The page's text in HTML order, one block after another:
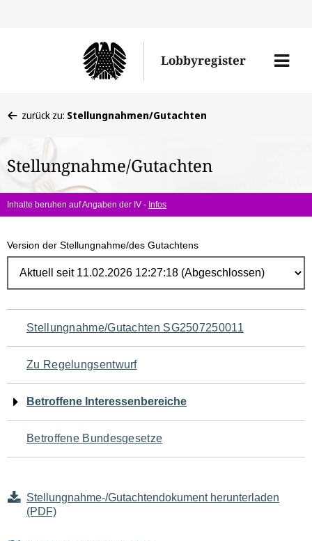
Lobbyregister
Menü
befinden
hier:
zurück zu: Stellungnahmen/Gutachten
Stellungnahme/Gutachten
Inhalte beruhen auf Angaben der IV - Infos
Version der Stellungnahme/des Gutachtens
Navigation
für
den
Seiteninhalt
Stellungnahme/Gutachten SG2507250011
Zu Regelungsentwurf
Betroffene Interessenbereiche
Betroffene Bundesgesetze
Stellungnahme-/Gutachtendokument herunterladen
(PDF)